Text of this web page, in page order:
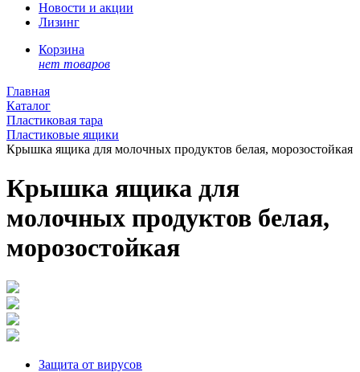
Новости и акции
Лизинг
Корзина
нет товаров
Главная
Каталог
Пластиковая тара
Пластиковые ящики
Крышка ящика для молочных продуктов белая, морозостойкая
Крышка ящика для
молочных продуктов белая,
морозостойкая
Защита от вирусов